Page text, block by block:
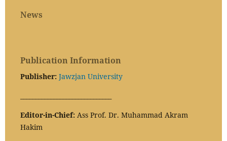
News
Publication Information
Publisher: Jawzjan University
Editor-in-Chief: Ass Prof. Dr. Muhammad Akram
Hakim